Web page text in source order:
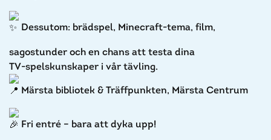
Dessutom: brädspel, Minecraft-tema, film,
sagostunder och en chans att testa dina
TV‑spelskunskaper i vår tävling.
Märsta bibliotek & Träffpunkten, Märsta Centrum
Fri entré – bara att dyka upp!